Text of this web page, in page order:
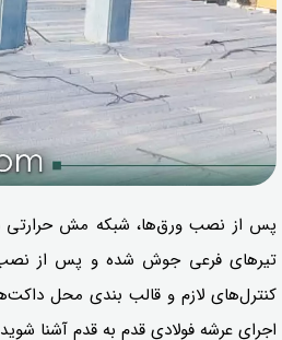
پس از نصب ورق‌ها، شبکه مش حرارتی
تیرهای فرعی جوش شده و پس از نصب
کنترل‌های لازم و قالب بندی محل
اجرای عرشه فولادی قدم به قدم آشنا